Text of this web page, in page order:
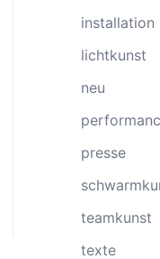
installation
lichtkunst
neu
presse
teamkunst
texte